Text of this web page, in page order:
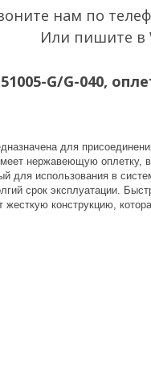
нам по
Или пишите в
G/G-040,
для
нержавеющую оплетку,
для использования в
срок эксплуатации.
жесткую конструкцию,